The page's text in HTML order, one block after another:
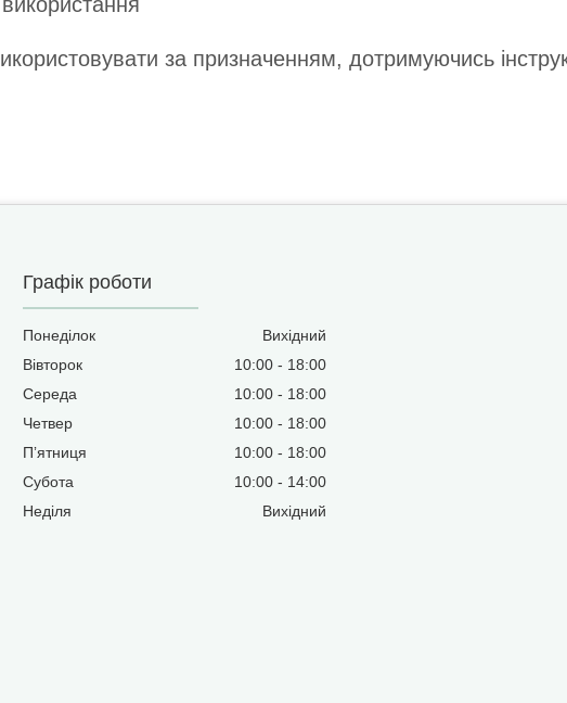
за призначенням, дотримуючись
Графік роботи
Понеділок
Вихідний
Вівторок
10:00
18:00
Середа
10:00
18:00
Четвер
10:00
18:00
Пʼятниця
10:00
18:00
Субота
10:00
14:00
Неділя
Вихідний